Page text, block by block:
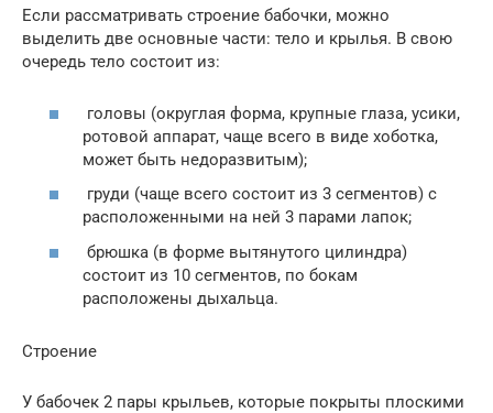
Если рассматривать строение бабочки, можно
выделить две основные части: тело и крылья. В свою
очередь тело состоит из:
головы (округлая форма, крупные глаза, усики,
ротовой аппарат, чаще всего в виде хоботка,
может быть недоразвитым);
груди (чаще всего состоит из 3 сегментов) с
расположенными на ней 3 парами лапок;
брюшка (в форме вытянутого цилиндра)
состоит из 10 сегментов, по бокам
расположены дыхальца.
Строение
У бабочек 2 пары крыльев, которые покрыты плоскими